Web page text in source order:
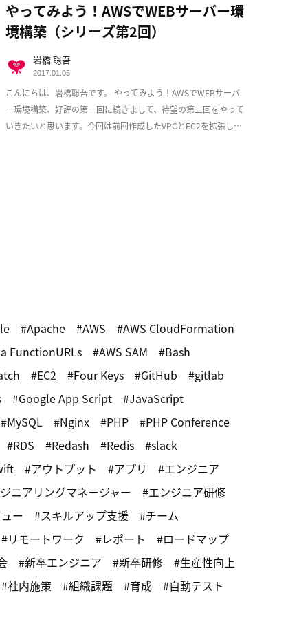
やってみよう！AWSでWEBサーバー環
境構築（シリーズ第2回）
こんにちは、岩橋聡吾です。 やってみよう！AWSでWEBサーバ
ー環境構築、好評の第一回に続きまして、待望の第二回をやって
いきたいと思います。今回は前回作成したVPCとEC2を拡張し、
岩橋 聡吾
2017.01.05
Apache AWS
AWS CloudFormation
FunctionURLs
AWS SAM
Bash
EC2 Four Keys GitHub
gitlab
Google App Script
JavaScript
MySQL
Nginx PHP
PHP Conference
RDS
Redash Redis
slack
アウトプット アプリ
エンジニア
ニアリングマネージャー
エンジニア研修
ー
スキルアップ支援
チーム
リモートワーク
レポート
ロードマップ
新卒エンジニア 新卒研修
生産性向上
社内施策
組織課題 育成 自動テスト